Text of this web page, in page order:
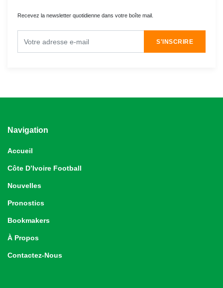
Recevez la newsletter quotidienne dans votre boîte mail.
S'INSCRIRE
Navigation
Accueil
Côte D’Ivoire Football
Nouvelles
Pronostics
Bookmakers
À Propos
Contactez-Nous